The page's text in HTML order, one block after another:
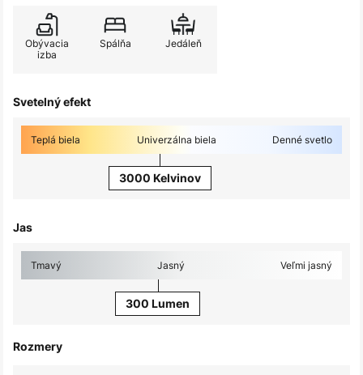
Obývacia
izba
Spálňa Jedáleň
Svetelný efekt
Teplá biela Univerzálna biela Denné svetlo
3000 Kelvinov
Jas
Tmavý Jasný Veľmi jasný
300 Lumen
Rozmery